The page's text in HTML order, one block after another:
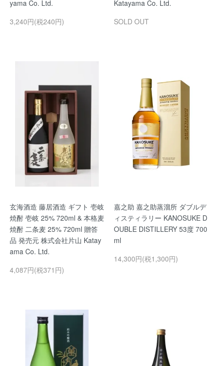
yama Co. Ltd.
3,240円(税240円)
Katayama Co. Ltd.
SOLD OUT
玄海酒造 藤居酒造 ギフト 壱岐
焼酎 壱岐 25% 720ml & 本格麦
焼酎 二条麦 25% 720ml 贈答
品 発売元 株式会社片山 Katay
ama Co. Ltd.
4,087円(税371円)
嘉之助 嘉之助蒸溜所 ダブルデ
ィスティラリー KANOSUKE D
OUBLE DISTILLERY 53度 700
ml
14,300円(税1,300円)